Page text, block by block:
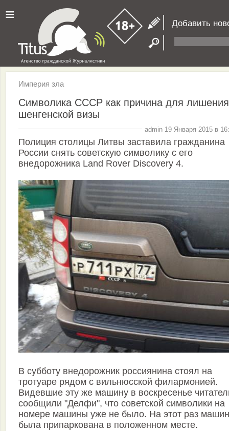
≡ Добавить
Империя зла
Символика СССР как причина для лишения
шенгенской визы
admin 19 Января 2015 в
Полиция столицы Литвы заставила гражданина
России снять советскую символику с его
внедорожника Land Rover Discovery 4.
В субботу внедорожник россиянина стоял на
тротуаре рядом с вильнюсской филармонией.
Видевшие эту же машину в воскресенье
сообщили "Делфи", что советской символики на
номере машины уже не было. На этот раз
была припаркована в положенном месте.